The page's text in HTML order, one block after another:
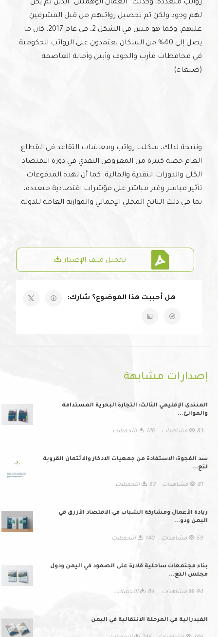
رواتب متعددة، وكذلك “العمال الوهميين” الذين لم يكن
لهم وجود ولكن تم تحصيل رواتبهم من قبل المشرفين
عليهم. وكما هو مبين في الشكل 2، في عام 2017، كان ما
يصل إلى 40% من السكان يعتمدون على الرواتب الحكومية
في محافظات مأرب والجوف وأبين وأمانة العاصمة
(صنعاء).
ونتيجة لذلك، شكلت رواتب ومعاشات التقاعد في القطاع
العام حصة كبيرة من المعروض النقدي في دورة الاقتصاد
الكلي والدورات النقدية والمالية. كما أن لهذه المدفوعات
تأثير مباشر وغير مباشر على مؤشرات اقتصادية متعددة،
بما في ذلك الناتج المحلي الإجمالي والموازنة العامة للدولة.
تحميل ملف الإصدار
هل أحببت هذا الموضوع؟ شارك:
إصدارات مشابهة
المنتدى الإقليمي الثالث: التجارة البحرية المستدامة
والموانئ...
83 مشاهدات 126 التحميلات
سد الفجوة: الاستفادة من جمعيات الادخار والائتمان القروية
لتع...
81 مشاهدات 53 التحميلات
ريادة الأعمال ومشاركة الشباب في الاقتصاد الأزرق في
اليمن ودو...
59 مشاهدات 140 التحميلات
بناء مجتمعات ساحلية قادرة على الصمود في اليمن ودول
مجلس التع...
94 مشاهدات 84 التحميلات
الفيدرالية في المرحلة الانتقالية في اليمن